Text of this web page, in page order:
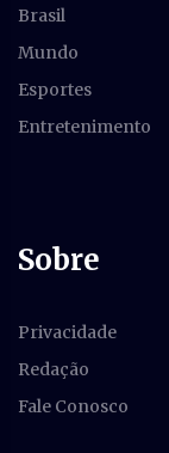
Brasil
Mundo
Esportes
Entretenimento
Sobre
Privacidade
Redação
Fale Conosco